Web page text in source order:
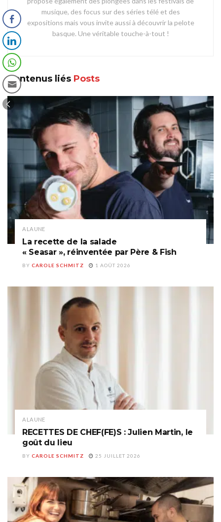
musique, des focus sur des séries télé et des
expositions mais vous invite aussi à découvrir la pelote
basque. Une véritable touche-à-tout !
Contenus liés Posts
A LA UNE
La recette de la salade
« Seasar », réinventée par Père & Fish
BY CAROLE SCHMITZ 1 AOÛT 2026
A LA UNE
RECETTES DE CHEF(FE)S : Julien Martin, le
goût du lieu
BY CAROLE SCHMITZ 25 JUILLET 2026